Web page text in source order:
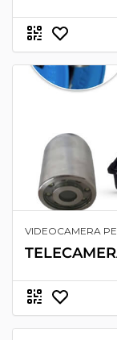
VIDEOCAMERA